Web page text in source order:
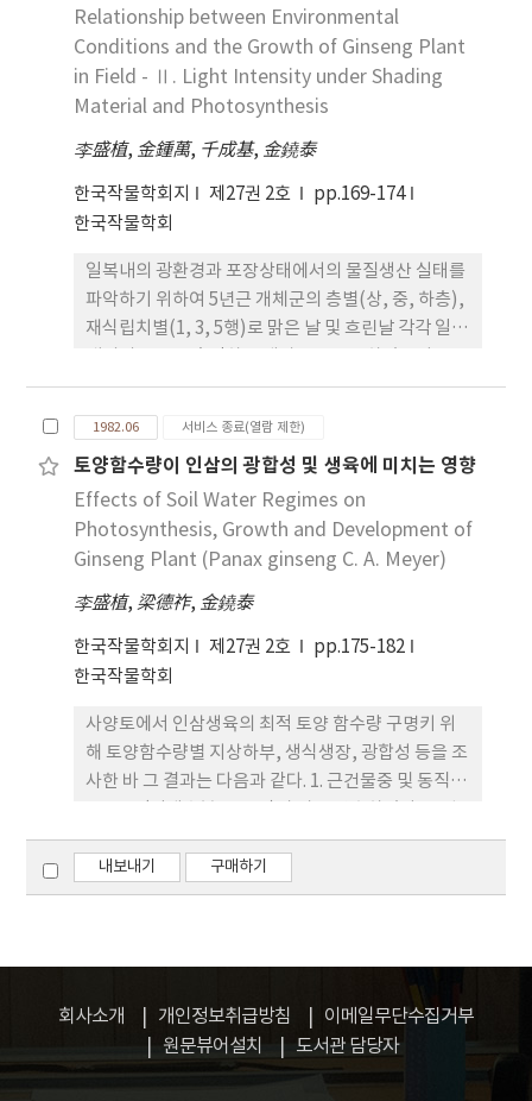
회 처리로 묘상에서의 생장이 10일 이상 정지되었으
며, 처리 농도가 증가할수록 초장, 엽의 장, 폭 및 뿌리
의 생장이 억제되었다. 2. 에스렐 처리묘에서 엽수는
같거나 약간 증가하였으며, 개화일수는 무처리구와
에 비해 4-5매기에 500ppm으로 처리하여 이식한 묘
는 엽수가 1-2매 증가하고 엽면적이 크게 증대되어
40%의 증수를 가져왔으며, 4. 개화일수에서 4-5매기
묘보다는 3일 빨랐으며, 품질은 대등했다.
Relationship between Environmental
Conditions and the Growth of Ginseng Plant
in Field - Ⅱ. Light Intensity under Shading
Material and Photosynthesis
李盛植, 金鍾萬, 千成基, 金鐃泰
한국작물학회지 제27권 2호
pp.169-174
한국작물학회
일복내의 광환경과 포장상태에서의 물질생산 실태를
파악하기 위하여 5년근 개체군의 층별(상, 중, 하층),
재식립치별(1, 3, 5행)로 맑은 날 및 흐린날 각각 일복
에서의 광합성 호흡속도를 측정하였다. 1. 개체군 상
부와 조도는 1행이 상대적으로 높고 3, 5행간에는 큰
차이가 없었으나, 중앙부의 경우는 1, 3, 5행간에 뚜
렷한 차이를 보였다. 2. 쾌청일에 비해, 맑으나 산광이
많은 날은 일복내 조도가 높고 흐린날은 낮았으나 외
부조도에 대한 비율은 양자 모두 쾌청일보다 높았다.
3. 광합성속도는 행별로 차이가 커서 후행일수록 낮았
것으로는 생각되지 않았다.
1982.06 서비스 종료(열람 제한)
토양함수량이 인삼의 광합성 및 생육에 미치는 영향
Effects of Soil Water Regimes on
Photosynthesis, Growth and Development of
Ginseng Plant (Panax ginseng C. A. Meyer)
李盛植, 梁德祚, 金鐃泰
한국작물학회지 제27권 2호
pp.175-182
한국작물학회
사양토에서 인삼생육의 최적 토양 함수량 구명키 위
해 토양함수량별 지상하부, 생식생장, 광합성 등을 조
사한 바 그 결과는 다음과 같다. 1. 근건물중 및 동직경
면적, 엽건물중은 62%(절대수분 13.9%)가 가장 양
호하였으며 개체당 개화수, 결실율, 종자생산량도 같
은 경향이었다. 3. 단위 면적당 광합성량은 토양 함수
내보내기 구매하기
회사소개 개인정보취급방침
이메일무단수집거부
원문뷰어설치
도서관 담당자